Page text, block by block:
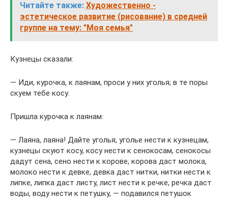
Читайте также: Художественно -
эстетическое развитие (рисование) в средней
группе на тему: "Моя семья"
Кузнецы сказали:
— Иди, курочка, к лаянам, проси у них уголья; в те поры
скуем тебе косу.
Пришла курочка к лаянам:
— Лаяна, лаяна! Дайте уголья, уголье нести к кузнецам,
кузнецы скуют косу, косу нести к сенокосам, сенокосы
дадут сена, сено нести к корове, корова даст молока,
молоко нести к девке, девка даст нитки, нитки нести к
липке, липка даст листу, лист нести к речке, речка даст
воды, воду нести к петушку, — подавился петушок